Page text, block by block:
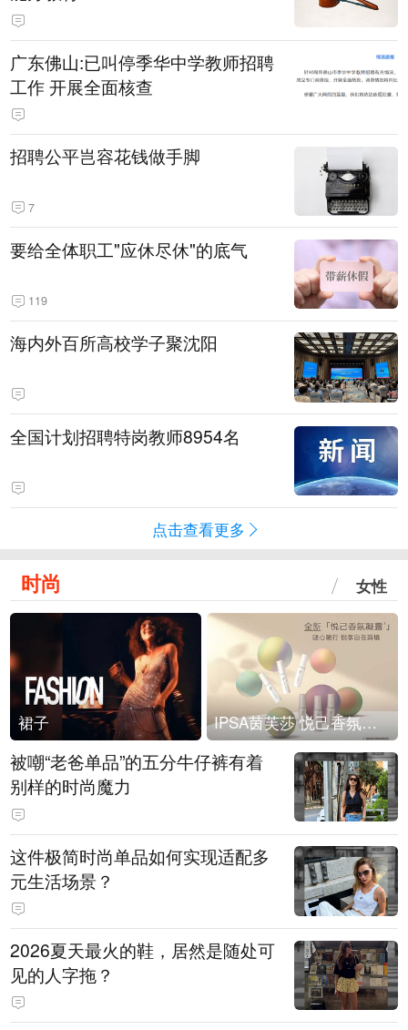
广东佛山:已叫停季华中学教师招聘
工作 开展全面核查
招聘公平岂容花钱做手脚
7
要给全体职工"应休尽休"的底气
119
海内外百所高校学子聚沈阳
全国计划招聘特岗教师8954名
点击查看更多
时尚 女性
裙子 IPSA茵芙莎 悦己香氛凝露上市
被嘲“老爸单品”的五分牛仔裤有着
别样的时尚魔力
这件极简时尚单品如何实现适配多
元生活场景？
2026夏天最火的鞋，居然是随处可
见的人字拖？